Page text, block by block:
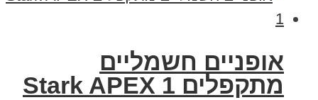
‏אופניים חשמליים
‏מתקפלים Stark APEX 1